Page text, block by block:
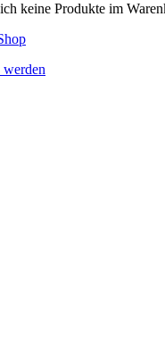
keine Produkte im